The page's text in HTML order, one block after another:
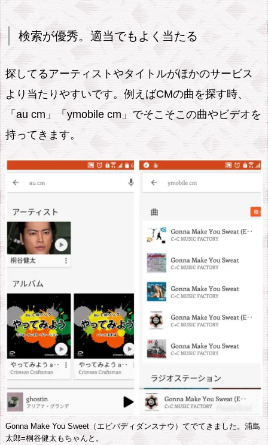
ク
題
が
9
日
検索が優秀。適当でもよく当たる
探してるアーティストやタイトルがほかのサービス
より当たりやすいです。例えばCMの曲を探す時、
「au cm」「ymobile cm」でそこそこの曲やビデオを
持ってきます。
Gonna Make You Sweet（エビバディダンスナウ）てでてきました。浦島
太郎=桐谷健太もちゃんと。